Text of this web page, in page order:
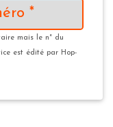
*
mais le n° du
est édité par Hop-